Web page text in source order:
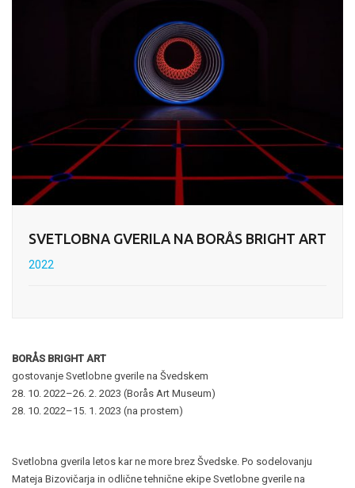
SVETLOBNA GVERILA NA BORÅS BRIGHT ART
2022
BORÅS BRIGHT ART
gostovanje Svetlobne gverile na Švedskem
28. 10. 2022–26. 2. 2023 (Borås Art Museum)
28. 10. 2022–15. 1. 2023 (na prostem)
Svetlobna gverila letos kar ne more brez Švedske. Po sodelovanju
Mateja Bizovičarja in odlične tehnične ekipe Svetlobne gverile na